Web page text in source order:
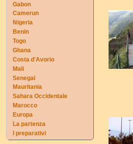
Gabon
Camerun
Nigeria
Benin
Togo
Ghana
Costa d'Avorio
Mali
Senegal
Mauritania
Sahara Occidentale
Marocco
Europa
La partenza
I preparativi